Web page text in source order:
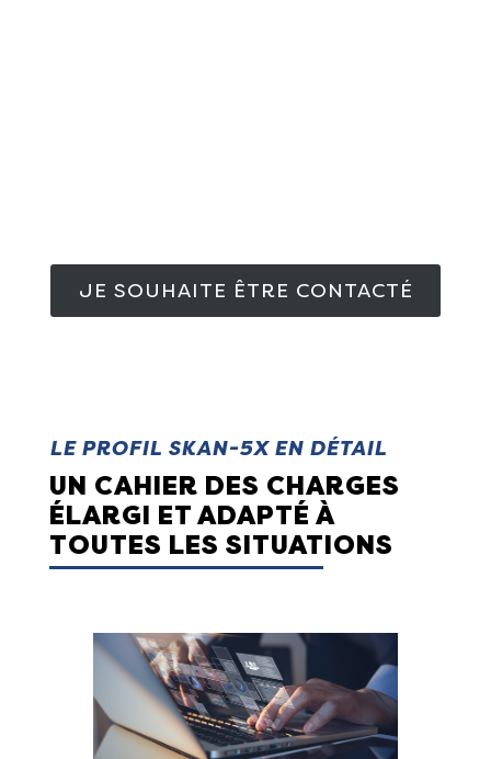
JE SOUHAITE ÊTRE CONTACTÉ
LE PROFIL SKAN-5X EN DÉTAIL
UN CAHIER DES CHARGES
ÉLARGI ET ADAPTÉ À
TOUTES LES SITUATIONS